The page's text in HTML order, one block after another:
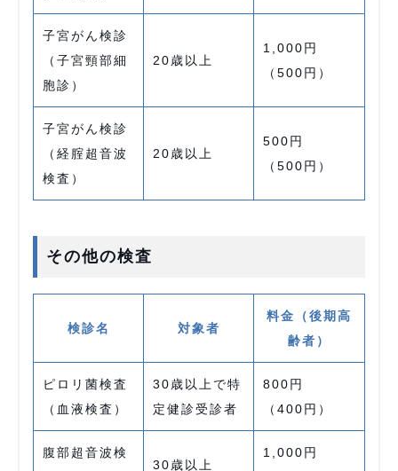
子宮がん検診
（子宮頸部細
胞診）
20歳以上
1,000円
（500円）
子宮がん検診
（経腟超音波
検査）
20歳以上
500円
（500円）
その他の検査
検診名 対象者
料金（後期高
齢者）
ピロリ菌検査
（血液検査）
30歳以上で特
定健診受診者
800円
（400円）
腹部超音波検
30歳以上
1,000円